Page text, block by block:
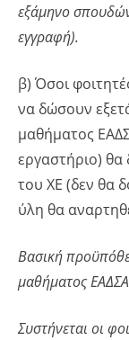
εξάμηνο
εγγραφή).
β) Όσοι
να δώσουν
μαθήματος
εργαστήριο) θα
του ΧΕ (δεν θα
ύλη θα
Βασική
μαθήματος
Συστήνεται οι